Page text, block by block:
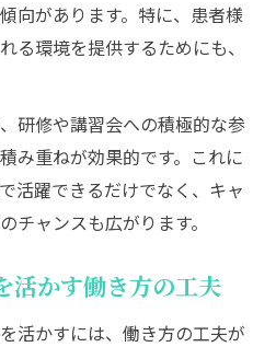
向があります。特に、患者様
る環境を提供するためにも、
研修や講習会への積極的な参
み重ねが効果的です。これに
活躍できるだけでなく、キャ
チャンスも広がります。
活かす働き方の工夫
活かすには、働き方の工夫が